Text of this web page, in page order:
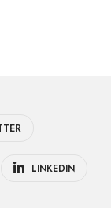
LINKEDIN